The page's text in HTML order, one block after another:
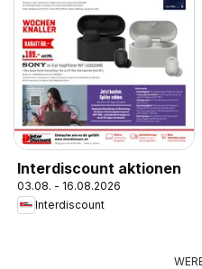
Interdiscount aktionen
03.08. - 16.08.2026
Interdiscount